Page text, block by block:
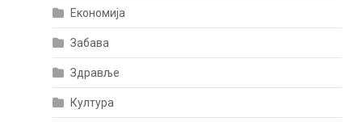
Економија
Забава
Здравље
Култура